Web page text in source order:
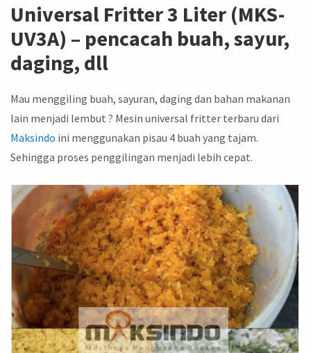
Universal Fritter 3 Liter (MKS-
UV3A) – pencacah buah, sayur,
daging, dll
Mau menggiling buah, sayuran, daging dan bahan makanan
lain menjadi lembut ? Mesin universal fritter terbaru dari
Maksindo ini menggunakan pisau 4 buah yang tajam.
Sehingga proses penggilingan menjadi lebih cepat.